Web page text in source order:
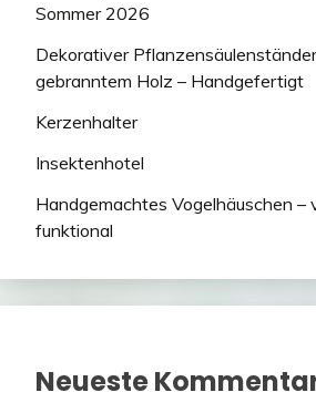
Sommer 2026
Dekorativer
gebranntem Holz – Handgefertigt
Kerzenhalter
Insektenhotel
Handgemachtes Vogelhäuschen –
funktional
Neueste